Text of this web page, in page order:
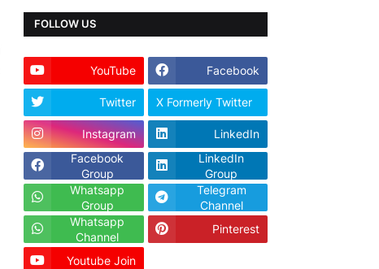
FOLLOW US
YouTube Facebook
Twitter X Formerly Twitter
Instagram
LinkedIn
Facebook
Group
LinkedIn
Group
Whatsapp
Group
Telegram
Channel
Whatsapp
Channel
Pinterest
Youtube Join